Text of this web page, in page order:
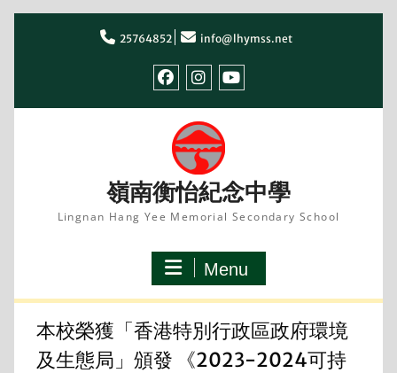
25764852 info@lhymss.net
嶺南衡怡紀念中學
Lingnan Hang Yee Memorial Secondary School
Menu
本校榮獲「香港特別行政區政府環境
及生態局」頒發 《2023-2024可持